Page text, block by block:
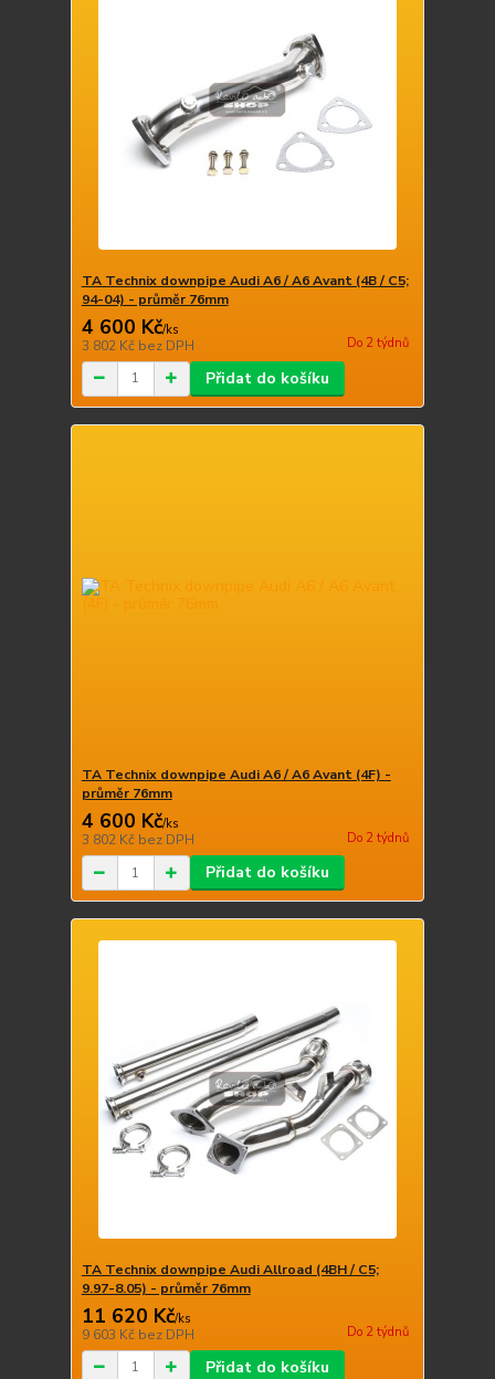
TA Technix downpipe Audi A6 / A6 Avant (4B / C5;
94-04) - průměr 76mm
4 600 Kč/ks
3 802 Kč bez DPH Do 2 týdnů
Přidat do košíku
TA Technix downpipe Audi A6 / A6 Avant (4F) -
průměr 76mm
4 600 Kč/ks
3 802 Kč bez DPH Do 2 týdnů
Přidat do košíku
TA Technix downpipe Audi Allroad (4BH / C5;
9.97-8.05) - průměr 76mm
11 620 Kč/ks
9 603 Kč bez DPH Do 2 týdnů
Přidat do košíku